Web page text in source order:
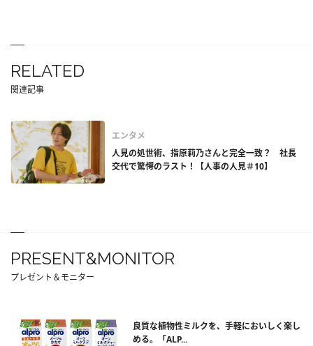
RELATED
関連記事
エンタメ
人見の処世術、指原莉乃さんと完全一致？ 社長
交代で驚愕のラスト！【人事の人見＃10】
PRESENT&MONITOR
プレゼント＆モニター
良質な植物性ミルクを、手軽においしく楽し
める。「ALP...